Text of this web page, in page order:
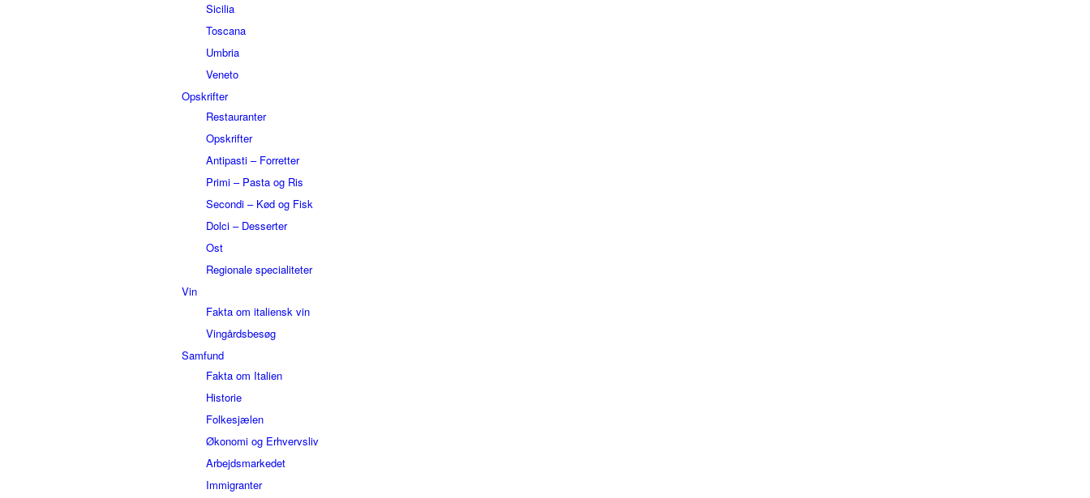
Sicilia
Toscana
Umbria
Veneto
Opskrifter
Restauranter
Opskrifter
Antipasti – Forretter
Primi – Pasta og Ris
Secondi – Kød og Fisk
Dolci – Desserter
Ost
Regionale specialiteter
Vin
Fakta om italiensk vin
Vingårdsbesøg
Samfund
Fakta om Italien
Historie
Folkesjælen
Økonomi og Erhvervsliv
Arbejdsmarkedet
Immigranter